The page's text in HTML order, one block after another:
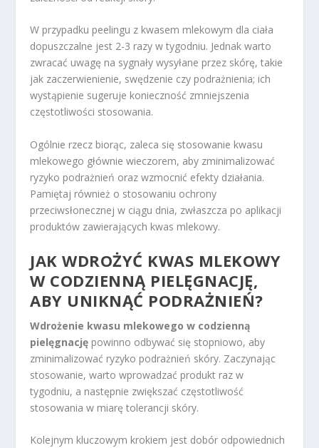
W przypadku peelingu z kwasem mlekowym dla ciała
dopuszczalne jest 2-3 razy w tygodniu. Jednak warto
zwracać uwagę na sygnały wysyłane przez skórę, takie
jak zaczerwienienie, swędzenie czy podrażnienia; ich
wystąpienie sugeruje konieczność zmniejszenia
częstotliwości stosowania.
Ogólnie rzecz biorąc, zaleca się stosowanie kwasu
mlekowego głównie wieczorem, aby zminimalizować
ryzyko podrażnień oraz wzmocnić efekty działania.
Pamiętaj również o stosowaniu ochrony
przeciwsłonecznej w ciągu dnia, zwłaszcza po aplikacji
produktów zawierających kwas mlekowy.
JAK WDROŻYĆ KWAS MLEKOWY
W CODZIENNĄ PIELĘGNACJĘ,
ABY UNIKNĄĆ PODRAŻNIEŃ?
Wdrożenie kwasu mlekowego w codzienną
pielęgnację powinno odbywać się stopniowo, aby
zminimalizować ryzyko podrażnień skóry. Zaczynając
stosowanie, warto wprowadzać produkt raz w
tygodniu, a następnie zwiększać częstotliwość
stosowania w miarę tolerancji skóry.
Kolejnym kluczowym krokiem jest dobór odpowiednich